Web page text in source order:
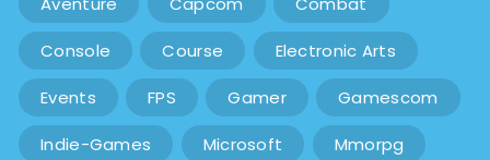
Console Course Electronic Arts
Events FPS Gamer Gamescom
Indie-Games Microsoft Mmorpg